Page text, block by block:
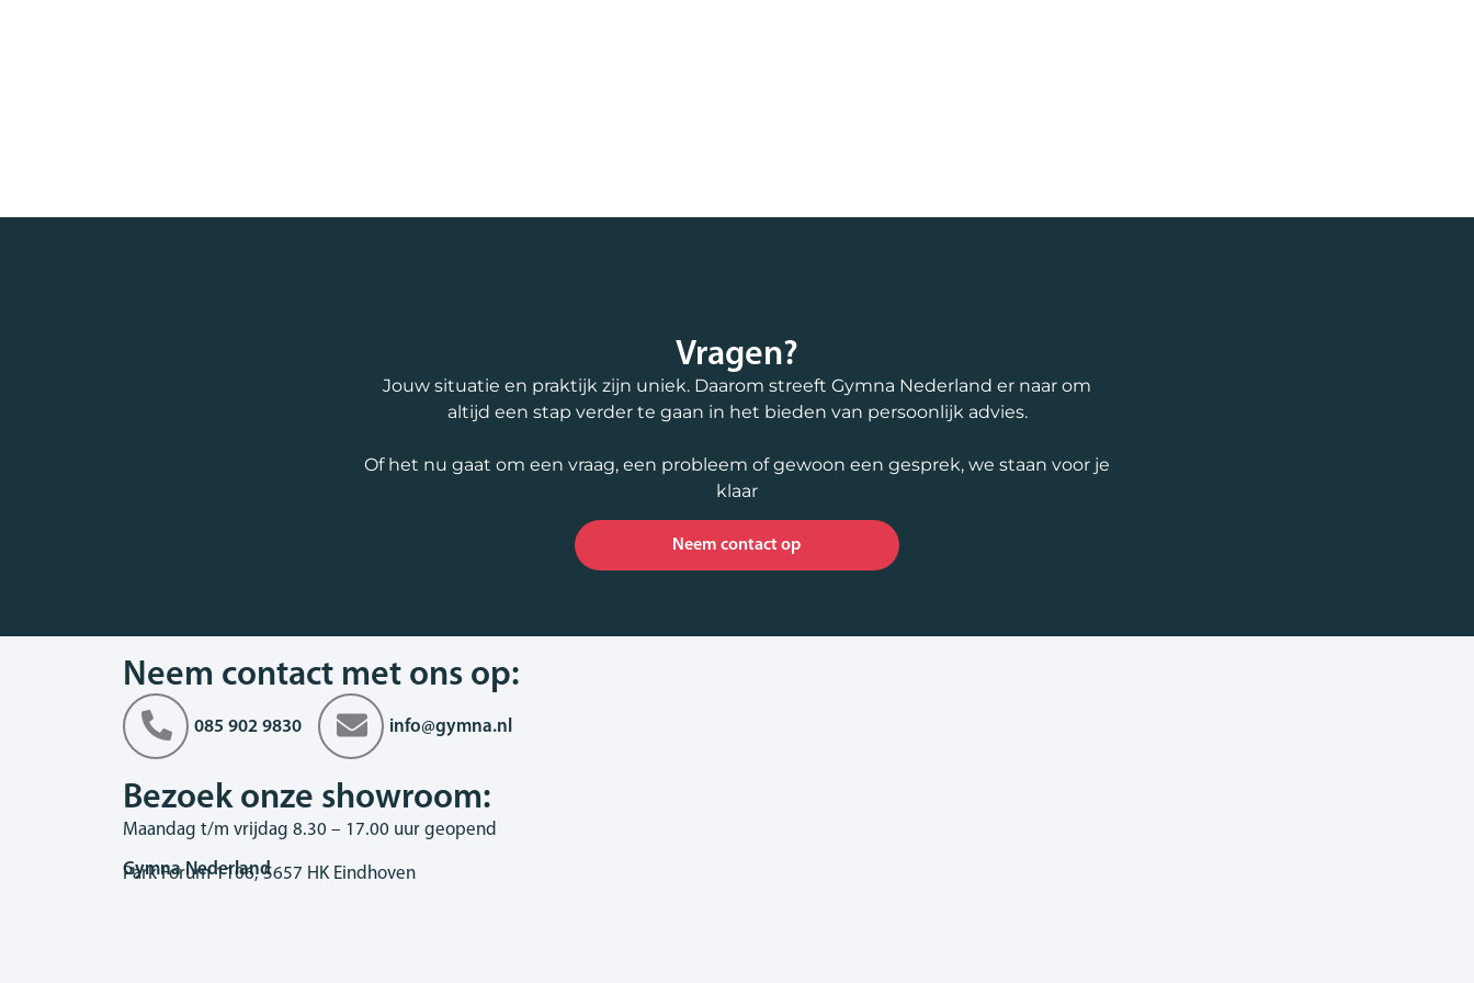
Vragen?
Jouw situatie en praktijk zijn uniek. Daarom streeft Gymna Nederland er naar om
altijd een stap verder te gaan in het bieden van persoonlijk advies.
Of het nu gaat om een vraag, een probleem of gewoon een gesprek, we staan voor je
klaar
Neem contact op
Neem contact met ons op:
085 902 9830 info@gymna.nl
Bezoek onze showroom:
Maandag t/m vrijdag 8.30 – 17.00 uur geopend
Gymna Nederland
Park Forum 1106, 5657 HK Eindhoven